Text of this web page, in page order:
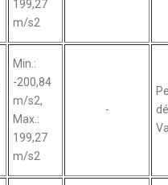
199,27
m/s2
Min.:
-200,84
m/s2,
Max.:
199,27
m/s2
-